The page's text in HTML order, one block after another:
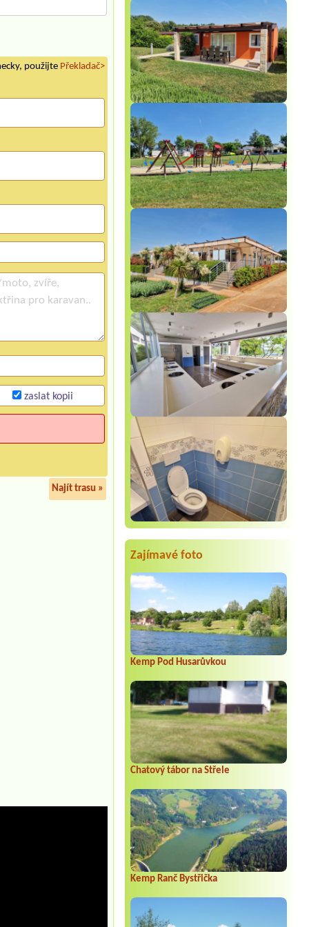
Zajímavé foto
Kemp Pod Husarůvkou
Chatový tábor na Střele
Kemp Ranč Bystřička
použijte Překladač>
zaslat kopii
Najít trasu »